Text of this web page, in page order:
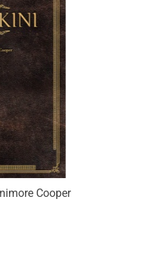
Cooper